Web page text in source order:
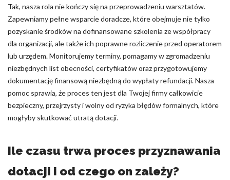
Tak, nasza rola nie kończy się na przeprowadzeniu warsztatów.
Zapewniamy pełne wsparcie doradcze, które obejmuje nie tylko
pozyskanie środków na dofinansowane szkolenia ze współpracy
dla organizacji, ale także ich poprawne rozliczenie przed operatorem
lub urzędem. Monitorujemy terminy, pomagamy w zgromadzeniu
niezbędnych list obecności, certyfikatów oraz przygotowujemy
dokumentację finansową niezbędną do wypłaty refundacji. Nasza
pomoc sprawia, że proces ten jest dla Twojej firmy całkowicie
bezpieczny, przejrzysty i wolny od ryzyka błędów formalnych, które
mogłyby skutkować utratą dotacji.
Ile czasu trwa proces przyznawania
dotacji i od czego on zależy?